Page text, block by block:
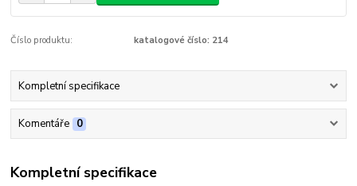
Číslo produktu: katalogové číslo: 214
Kompletní specifikace
Komentáře 0
Kompletní specifikace